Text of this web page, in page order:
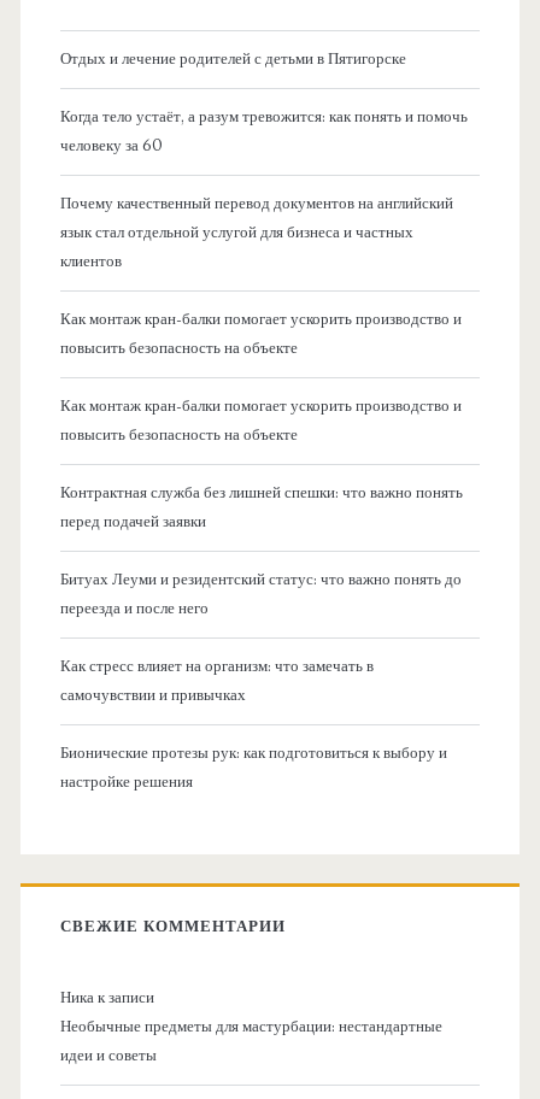
Отдых и лечение родителей с детьми в Пятигорске
Когда тело устаёт, а разум тревожится: как понять и помочь
человеку за 60
Почему качественный перевод документов на английский
язык стал отдельной услугой для бизнеса и частных
клиентов
Как монтаж кран-балки помогает ускорить производство и
повысить безопасность на объекте
Как монтаж кран-балки помогает ускорить производство и
повысить безопасность на объекте
Контрактная служба без лишней спешки: что важно понять
перед подачей заявки
Битуах Леуми и резидентский статус: что важно понять до
переезда и после него
Как стресс влияет на организм: что замечать в
самочувствии и привычках
Бионические протезы рук: как подготовиться к выбору и
настройке решения
СВЕЖИЕ КОММЕНТАРИИ
Никак записи
Необычные предметы для мастурбации: нестандартные
идеи и советы